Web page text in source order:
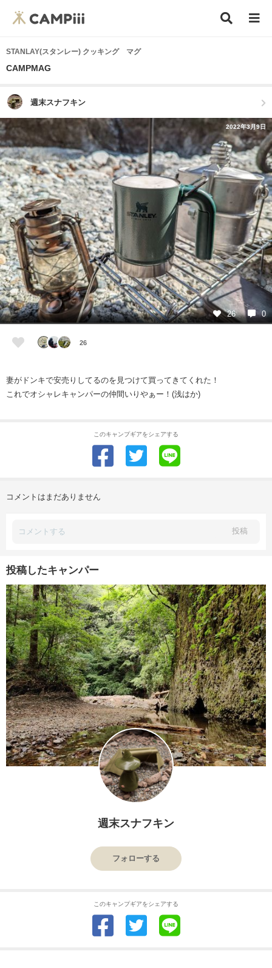
STANLAY(スタンレー) クッキング マグ
CAMPMAG
週末スナフキン
2022年3月9日
26 0
26
妻がドンキで安売りしてるのを見つけて買ってきてくれた！
これでオシャレキャンパーの仲間いりやぁー！(浅はか)
このキャンプギアをシェアする
コメントはまだありません
投稿
投稿したキャンパー
週末スナフキン
フォローする
このキャンプギアをシェアする